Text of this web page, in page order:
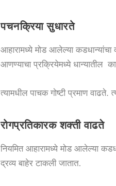
पचनक्रिया सुधारते
आहारामध्ये मोड आलेल्या
आणण्याचा प्रक्रियेमध्ये धान्यातील
त्यामधील पाचक गोष्टी प्रमाण
रोगप्रतिकारक शक्ती वाढते
नियमित आहारामध्ये मोड आलेल्या
द्रव्य बाहेर टाकली जातात.